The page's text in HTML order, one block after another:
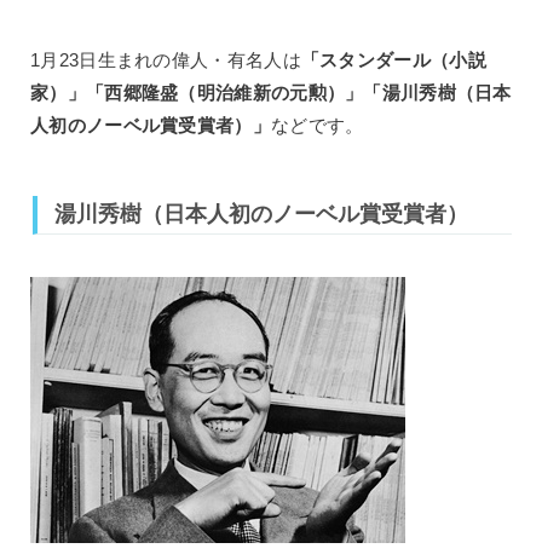
1月23日生まれの偉人・有名人は 「スタンダール（小説
家）」「西郷隆盛（明治維新の元勲）」「湯川秀樹（日本
人初のノーベル賞受賞者）」 などです。
湯川秀樹（日本人初のノーベル賞受賞者）